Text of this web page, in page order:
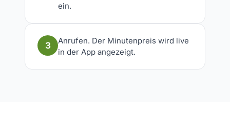
ein.
3
Anrufen. Der Minutenpreis wird live
in der App angezeigt.